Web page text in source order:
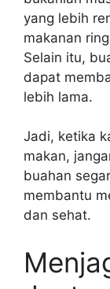
yang lebih
makanan
Selain itu,
dapat
lebih lama.
Jadi, ketika
makan,
buahan
membantu
dan sehat.